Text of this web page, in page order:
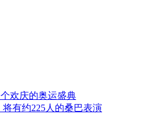
欢庆的奥运盛典
有约225人的桑巴表演